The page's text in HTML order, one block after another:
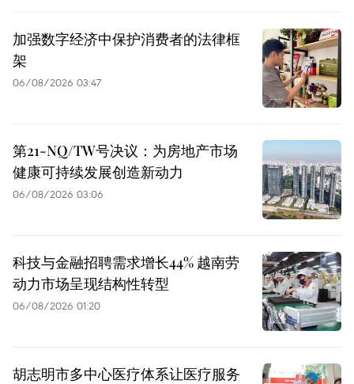
加强数字经济中保护消费者的法律框
架
06/08/2026 03:47
第21-NQ/TW号决议：为房地产市场
健康可持续发展创造新动力
06/08/2026 03:06
科技与金融招聘需求增长44% 越南劳
动力市场呈现结构性转型
06/08/2026 01:20
胡志明市多中心医疗体系让医疗服务